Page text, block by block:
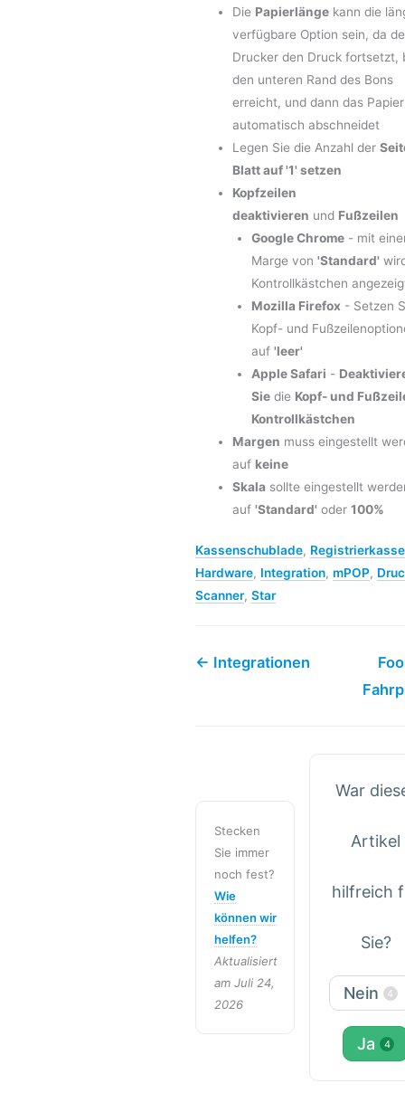
Die Papierlänge kann die
verfügbare Option sein, da
Drucker den Druck fortsetzt,
den unteren Rand des Bons
erreicht, und dann das Papier
automatisch abschneidet
Legen Sie die Anzahl der
Blatt auf '1' setzen
Kopfzeilen
deaktivieren und Fußzeilen
Google Chrome- mit
Marge von 'Standard'
Kontrollkästchen
Mozilla Firefox - Setzen
Kopf- und
auf 'leer'
Apple Safari -
Siedie Kopf- und
Kontrollkästchen
Margen muss eingestellt
auf keine
Skala sollte eingestellt
auf'Standard' oder100%
Kassenschublade, Registrierkasse
Hardware, Integration, mPOP,
Scanner, Star
← Integrationen
Stecken
Sie immer
noch fest?
Wie
können wir
helfen?
Aktualisiert
am Juli 24,
2026
War
Artikel
hilfreich
Sie?
Nein 4
Ja 4